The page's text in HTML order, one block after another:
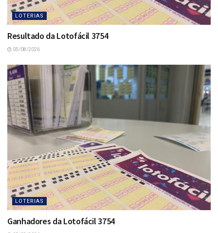
LOTERIAS
Resultado da Lotofácil 3754
05/08/2026
LOTERIAS
Ganhadores da Lotofácil 3754